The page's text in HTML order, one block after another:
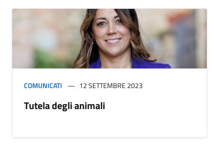
COMUNICATI 12 SETTEMBRE 2023
Tutela degli animali